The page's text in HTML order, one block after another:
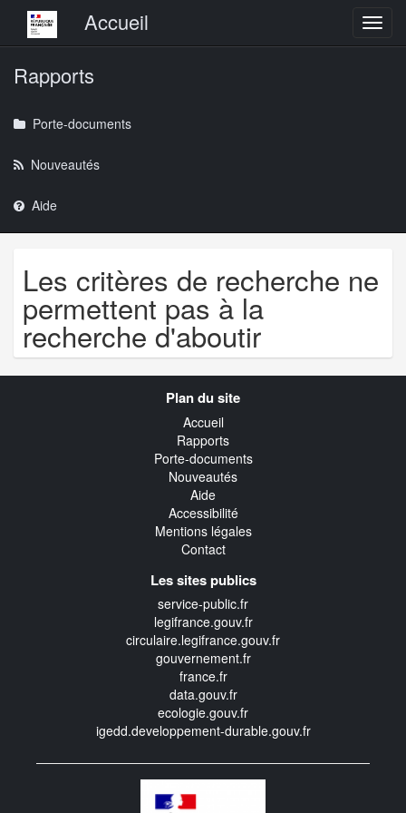
Menu principalAccueil
Rapports
Porte-documents
Nouveautés
Aide
Les critères de recherche ne
permettent pas à la
recherche d'aboutir
Plan du site
Accueil
Rapports
Porte-documents
Nouveautés
Aide
Accessibilité
Mentions légales
Contact
Les sites publics
service-public.fr
legifrance.gouv.fr
circulaire.legifrance.gouv.fr
gouvernement.fr
france.fr
data.gouv.fr
ecologie.gouv.fr
igedd.developpement-durable.gouv.fr